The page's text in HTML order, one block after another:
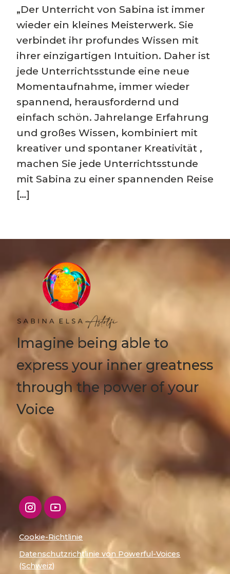
„Der Unterricht von Sabina ist immer
wieder ein kleines Meisterwerk. Sie
verbindet ihr profundes Wissen mit
ihrer einzigartigen Intuition. Daher ist
jede Unterrichtsstunde eine neue
Momentaufnahme, immer wieder
spannend, herausfordernd und
einfach schön. Jahrelange Erfahrung
und großes Wissen, kombiniert mit
kreativer und spontaner Kreativität ,
machen Sie jede Unterrichtsstunde
mit Sabina zu einer spannenden Reise
[…]
Imagine being able to
express your inner greatness
through the power of your
Voice
Cookie-Richtlinie
Datenschutzrichtlinie von Powerful-Voices
(Schweiz)